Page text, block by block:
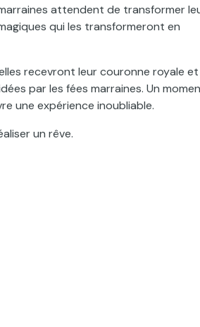
attendent de transformer
qui les transformeront en
recevront leur couronne royale et
par les fées marraines. Un
une expérience inoubliable.
un rêve.